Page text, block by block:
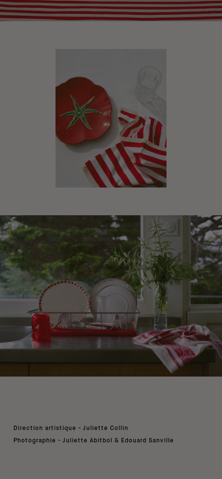
Direction artistique - Juliette Collin
Photographie - Juliette Abitbol & Edouard Sanville